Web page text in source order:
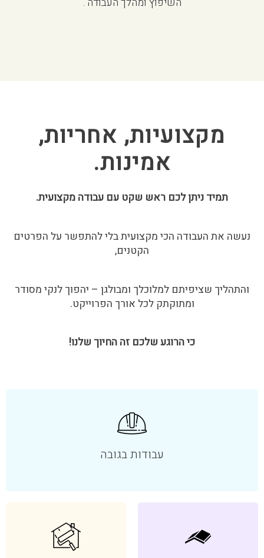
מקצועיות, אחריות,
אמינות.
תמיד ניתן לכם ראש שקט עם עבודה מקצועית.
נעשה את העבודה הכי מקצועית בלי להתפשר על הפרטים
הקטנים,
והתהליך שציפיתם למלוכלך ומבולגן – יהפוך לנקי מסודר
ומתוקתק לכל אורך הפרוייקט.
כי הרוגע שלכם זה החיוך שלנו!
עבודות בגובה